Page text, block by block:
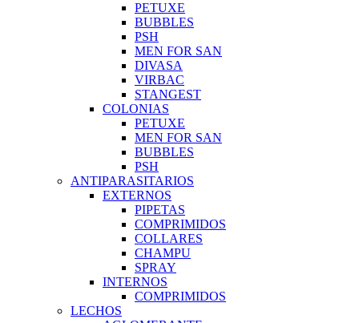
PETUXE
BUBBLES
PSH
MEN FOR SAN
DIVASA
VIRBAC
STANGEST
COLONIAS
PETUXE
MEN FOR SAN
BUBBLES
PSH
ANTIPARASITARIOS
EXTERNOS
PIPETAS
COMPRIMIDOS
COLLARES
CHAMPU
SPRAY
INTERNOS
COMPRIMIDOS
LECHOS